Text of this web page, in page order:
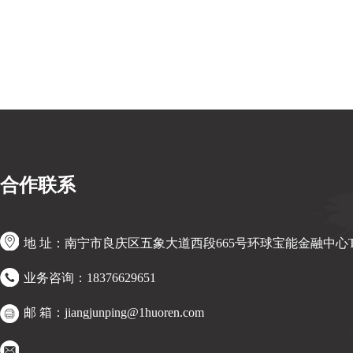
合作联系
地 址：南宁市良庆区五象大道西段665号环球宝能金融中心
业务咨询：18376629651
邮 箱：jiangjunping@1huoren.com